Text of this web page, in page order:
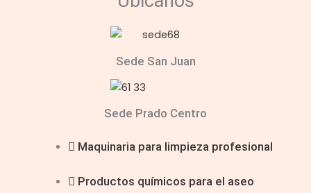
Sede San Juan
Sede Prado Centro
Maquinaria para limpieza profesional
Productos químicos para el aseo